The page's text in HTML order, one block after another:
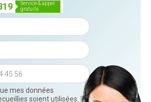
service & appel
gratuits
mes données
soient utilisées. En